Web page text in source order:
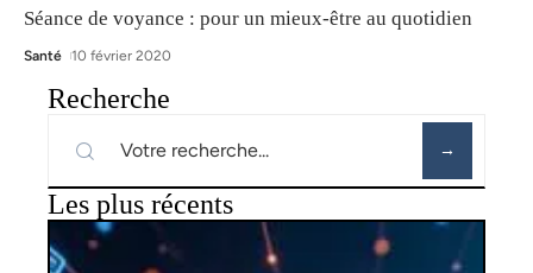
Séance de voyance : pour un mieux-être au quotidien
Santé 10 février 2020
Recherche
Les plus récents